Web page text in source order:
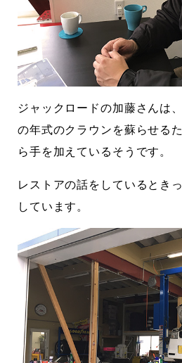
ジャックロードの加藤さんは
の年式のクラウンを蘇らせる
ら手を加えているそうです。
レストアの話をしているとき
しています。